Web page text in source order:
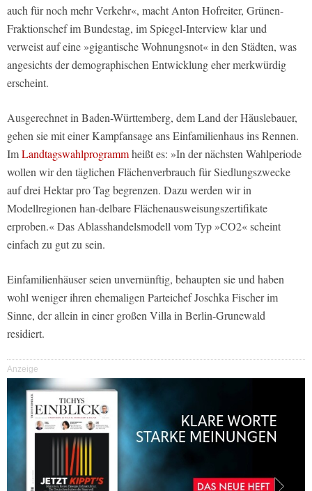
auch für noch mehr Verkehr«, macht Anton Hofreiter, Grünen-
Fraktionschef im Bundestag, imSpiegel-Interview klar und
verweist auf eine »gigantische Wohnungsnot« in den Städten, was
angesichts der demographischen Entwicklung eher merkwürdig
erscheint.
Ausgerechnet in Baden-Württemberg, dem Land der Häuslebauer,
gehen sie mit einer Kampfansage ans Einfamilienhaus ins Rennen.
ImLandtagswahlprogrammheißt es: »In der nächsten Wahlperiode
wollen wir den täglichen Flächenverbrauch für Siedlungszwecke
auf drei Hektar pro Tag begrenzen. Dazu werden wir in
Modellregionen han-delbare Flächenausweisungszertifikate
erproben.« Das Ablasshandelsmodell vom Typ »CO2« scheint
einfach zu gut zu sein.
Einfamilienhäuser seien unvernünftig, behaupten sie und haben
wohl weniger ihren ehemaligen Parteichef Joschka Fischer im
Sinne, der allein in einer großen Villa in Berlin-Grunewald
residiert.
Anzeige